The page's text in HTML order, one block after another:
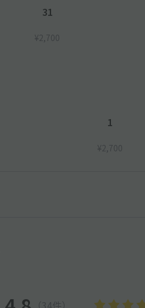
31
¥2,700
1
¥2,700
（34件）